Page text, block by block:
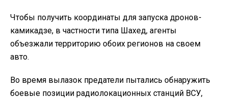
Чтобы получить координаты для запуска дронов-
камикадзе, в частности типа Шахед, агенты
объезжали территорию обоих регионов на своем
авто.
Во время вылазок предатели пытались обнаружить
боевые позиции радиолокационных станций ВСУ,